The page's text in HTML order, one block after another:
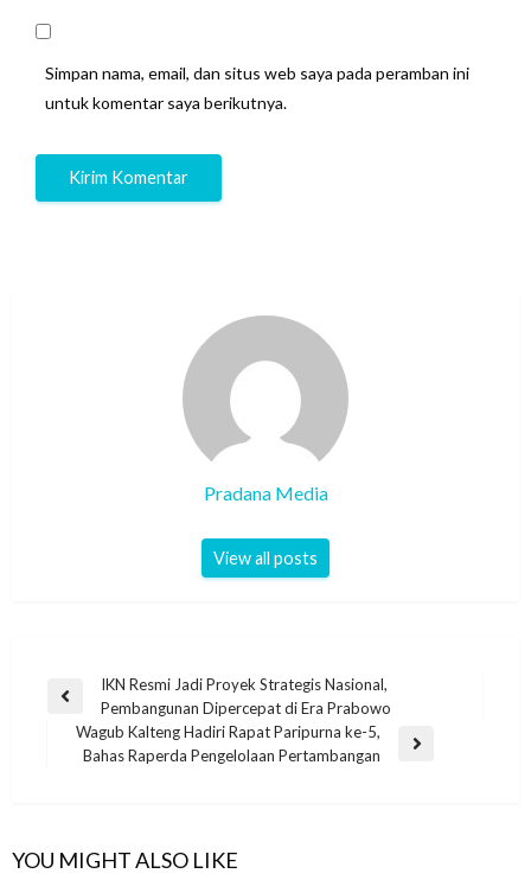
Simpan nama, email, dan situs web saya pada peramban ini
untuk komentar saya berikutnya.
Pradana Media
View all posts
IKN Resmi Jadi Proyek Strategis Nasional,
Pembangunan Dipercepat di Era Prabowo
Wagub Kalteng Hadiri Rapat Paripurna ke-5,
Bahas Raperda Pengelolaan Pertambangan
YOU MIGHT ALSO LIKE